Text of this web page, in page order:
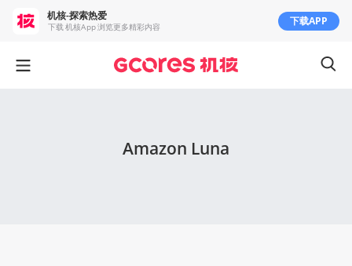
Amazon Luna
机核-探索热爱
下载 机核App 浏览更多精彩内容 下载APP